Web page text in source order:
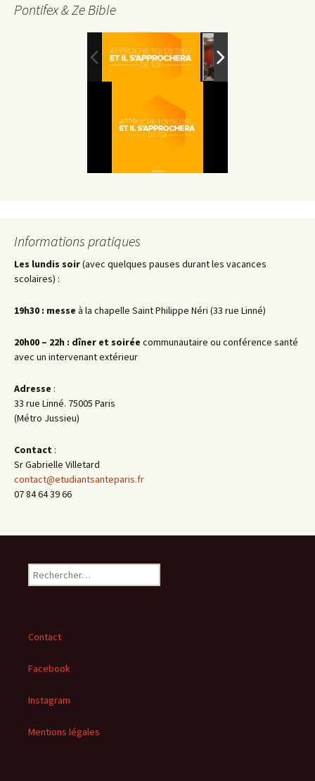
Pontifex & Ze Bible
Informations pratiques
Les lundis soir(avec quelques pauses durant les vacances
scolaires) :
19h30 : messe à la chapelle Saint Philippe Néri (33 rue Linné)
20h00 – 22h : dîner et soirée communautaire ou conférence santé
avec un intervenant extérieur
Adresse :
33 rue Linné. 75005 Paris
(Métro Jussieu)
Contact :
Sr Gabrielle Villetard
contact@etudiantsanteparis.fr
07 84 64 39 66
Rechercher :
Contact
Facebook
Instagram
Mentions légales